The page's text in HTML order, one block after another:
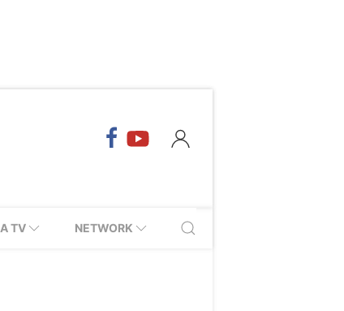
TV NETWORK